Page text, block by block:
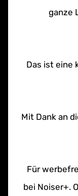
ganze
Das ist eine
Mit Dank an
Für
bei Noiser+.